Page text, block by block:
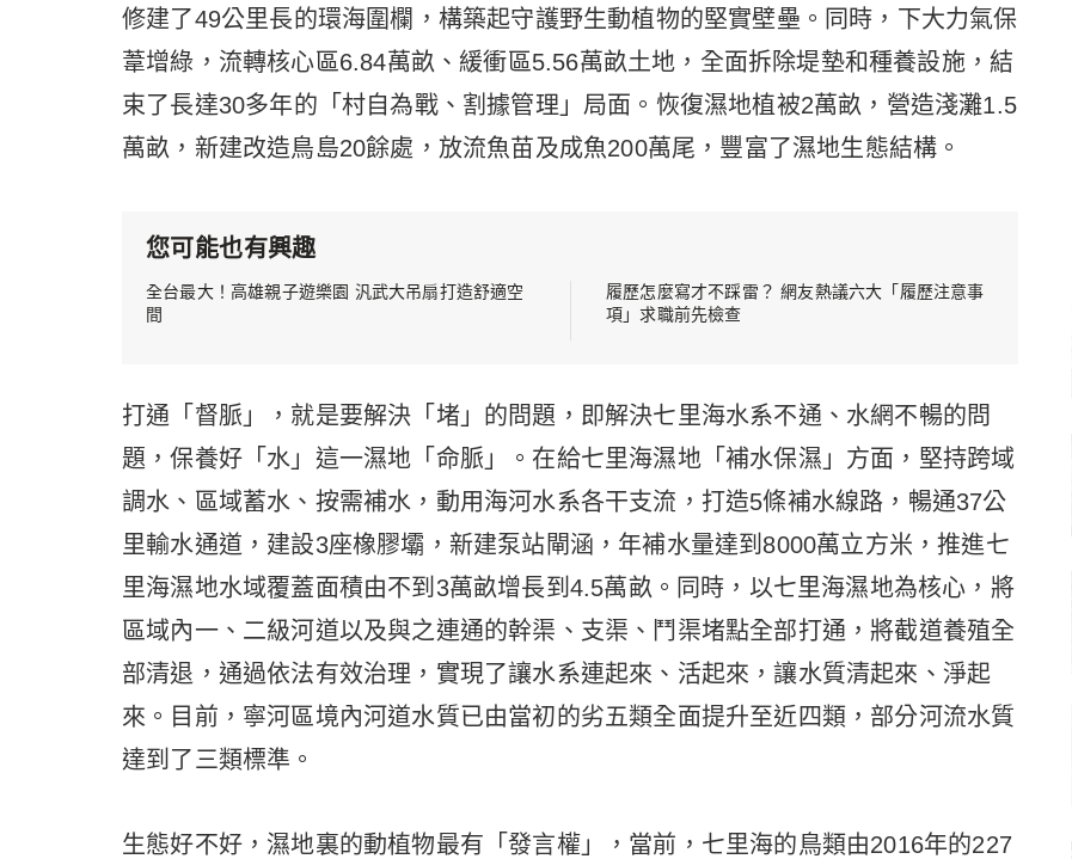
修建了49公里長的環海圍欄，構築起守護野生動植物的堅實壁壘。同時，下大力氣保
葦增綠，流轉核心區6.84萬畝、緩衝區5.56萬畝土地，全面拆除堤墊和種養設施，結
束了長達30多年的「村自為戰、割據管理」局面。恢復濕地植被2萬畝，營造淺灘1.5
萬畝，新建改造鳥島20餘處，放流魚苗及成魚200萬尾，豐富了濕地生態結構。
您可能也有興趣
全台最大！高雄親子遊樂園 汎武大吊扇打造舒適空
間
履歷怎麼寫才不踩雷？ 網友熱議六大「履歷注意事
項」求職前先檢查
打通「督脈」，就是要解決「堵」的問題，即解決七里海水系不通、水網不暢的問
題，保養好「水」這一濕地「命脈」。在給七里海濕地「補水保濕」方面，堅持跨域
調水、區域蓄水、按需補水，動用海河水系各干支流，打造5條補水線路，暢通37公
里輸水通道，建設3座橡膠壩，新建泵站閘涵，年補水量達到8000萬立方米，推進七
里海濕地水域覆蓋面積由不到3萬畝增長到4.5萬畝。同時，以七里海濕地為核心，將
區域內一、二級河道以及與之連通的幹渠、支渠、鬥渠堵點全部打通，將截道養殖全
部清退，通過依法有效治理，實現了讓水系連起來、活起來，讓水質清起來、淨起
來。目前，寧河區境內河道水質已由當初的劣五類全面提升至近四類，部分河流水質
達到了三類標準。
生態好不好，濕地裏的動植物最有「發言權」，當前，七里海的鳥類由2016年的227